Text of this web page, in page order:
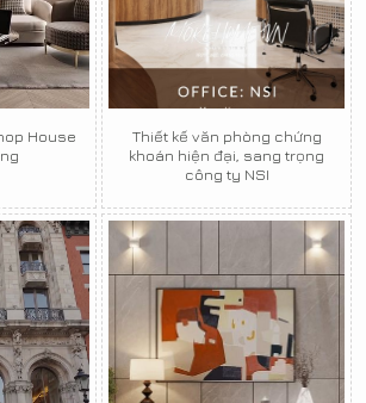
House
Thiết kế văn phòng chứng
khoán hiện đại, sang trọng
công ty NSI